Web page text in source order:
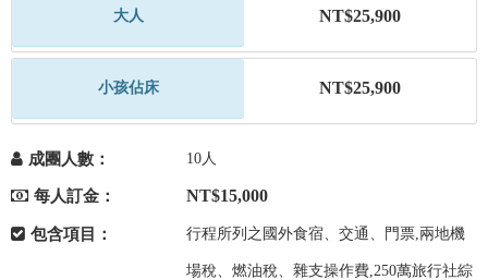
大人 NT$25,900
小孩佔床 NT$25,900
成團人數： 10人
每人訂金： NT$15,000
包含項目： 行程所列之國外食宿、交通、門票,兩地機
場稅、燃油稅、雜支操作費,250萬旅行社綜